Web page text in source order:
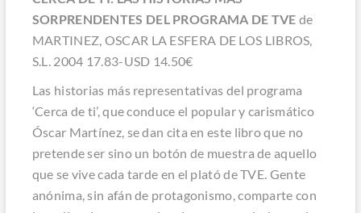
SORPRENDENTES DEL PROGRAMA DE TVE de
MARTINEZ, OSCAR LA ESFERA DE LOS LIBROS,
S.L. 2004 17.83-USD 14.50€
Las historias más representativas del programa
‘Cerca de ti’, que conduce el popular y carismático
Óscar Martínez, se dan cita en este libro que no
pretende ser sino un botón de muestra de aquello
que se vive cada tarde en el plató de TVE. Gente
anónima, sin afán de protagonismo, comparte con